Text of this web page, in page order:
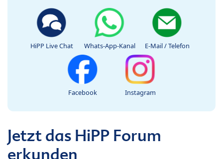
HiPP Live Chat Whats-App-Kanal E-Mail / Telefon
Facebook Instagram
Jetzt das HiPP Forum
erkunden